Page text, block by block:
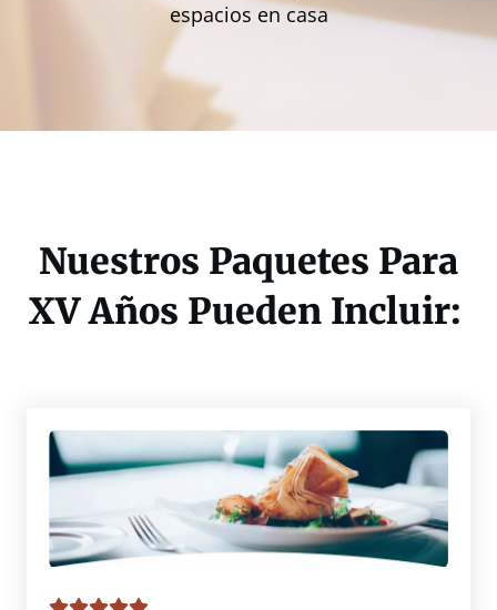
espacios en casa
Nuestros Paquetes Para
XV Años Pueden Incluir: